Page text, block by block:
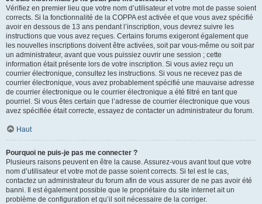
Vérifiez en premier lieu que votre nom d’utilisateur et votre mot de passe soient
corrects. Si la fonctionnalité de la COPPA est activée et que vous avez spécifié
avoir en dessous de 13 ans pendant l’inscription, vous devrez suivre les
instructions que vous avez reçues. Certains forums exigeront également que
les nouvelles inscriptions doivent être activées, soit par vous-même ou soit par
un administrateur, avant que vous puissiez ouvrir une session ; cette
information était présente lors de votre inscription. Si vous aviez reçu un
courrier électronique, consultez les instructions. Si vous ne recevez pas de
courrier électronique, vous avez probablement spécifié une mauvaise adresse
de courrier électronique ou le courrier électronique a été filtré en tant que
pourriel. Si vous êtes certain que l’adresse de courrier électronique que vous
avez spécifiée était correcte, essayez de contacter un administrateur du forum.
Haut
Pourquoi ne puis-je pas me connecter ?
Plusieurs raisons peuvent en être la cause. Assurez-vous avant tout que votre
nom d’utilisateur et votre mot de passe soient corrects. Si tel est le cas,
contactez un administrateur du forum afin de vous assurer de ne pas avoir été
banni. Il est également possible que le propriétaire du site internet ait un
problème de configuration et qu’il soit nécessaire de la corriger.